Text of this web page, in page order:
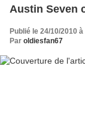
Austin Seven
Publié le 24/10/2010
Par oldiesfan67